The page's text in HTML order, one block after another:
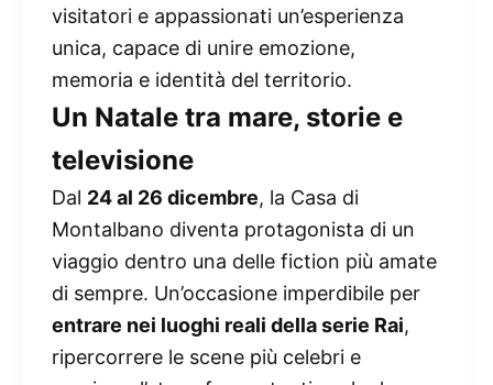
visitatori e appassionati un’esperienza
unica, capace di unire emozione,
memoria e identità del territorio.
Un Natale tra mare, storie e
televisione
Dal 24 al 26 dicembre, la Casa di
Montalbano diventa protagonista di un
viaggio dentro una delle fiction più amate
di sempre. Un’occasione imperdibile per
entrare nei luoghi reali della serie Rai,
ripercorrere le scene più celebri e